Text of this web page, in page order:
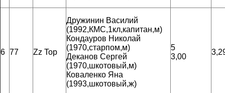
6 77 Zz Top
Дружинин Василий
(1992,КМС,1кл,капитан,м)
Кондауров Николай
(1970,старпом,м)
Деканов Сергей
(1970,шкотовый,м)
Коваленко Яна
(1993,шкотовый,ж)
5
3,00